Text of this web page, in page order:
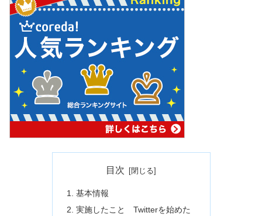
目次
基本情報
実施したこと Twitterを始めた